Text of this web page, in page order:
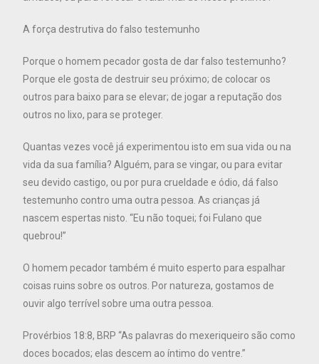
A força destrutiva do falso testemunho
Porque o homem pecador gosta de dar falso testemunho?
Porque ele gosta de destruir seu próximo; de colocar os
outros para baixo para se elevar; de jogar a reputação dos
outros no lixo, para se proteger.
Quantas vezes você já experimentou isto em sua vida ou na
vida da sua família? Alguém, para se vingar, ou para evitar
seu devido castigo, ou por pura crueldade e ódio, dá falso
testemunho contro uma outra pessoa. As crianças já
nascem espertas nisto. “Eu não toquei; foi Fulano que
quebrou!”
O homem pecador também é muito esperto para espalhar
coisas ruins sobre os outros. Por natureza, gostamos de
ouvir algo terrível sobre uma outra pessoa.
Provérbios 18:8, BRP “As palavras do mexeriqueiro são como
doces bocados; elas descem ao íntimo do ventre.”